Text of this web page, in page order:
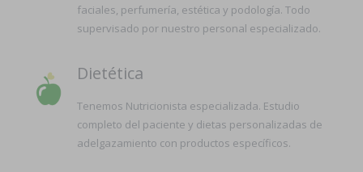
faciales, perfumería, estética y podología. Todo
supervisado por nuestro personal especializado.
Dietética
Tenemos Nutricionista especializada. Estudio
completo del paciente y dietas personalizadas de
adelgazamiento con productos específicos.